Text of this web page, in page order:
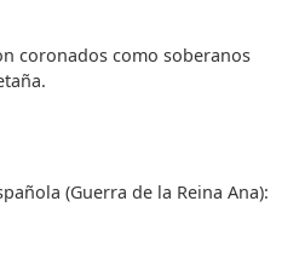
coronados como soberanos
(Guerra de la Reina Ana):